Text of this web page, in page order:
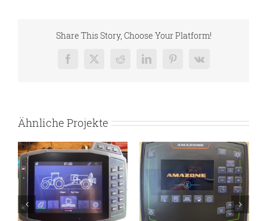
Share This Story, Choose Your Platform!
Facebook
X RedditLinkedInPinterest
Vk
Ähnliche Projekte